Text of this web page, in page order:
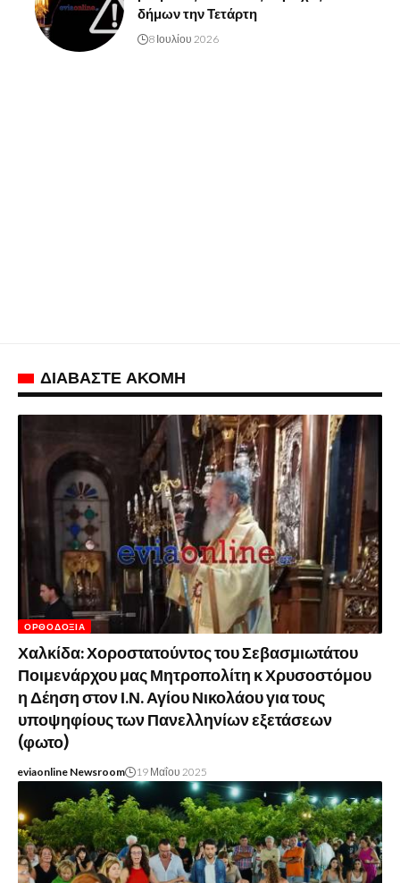
δήμων την Τετάρτη
8 Ιουλίου 2026
ΔΙΑΒΑΣΤΕ ΑΚΟΜΗ
ΟΡΘΟΔΟΞΊΑ
Χαλκίδα: Χοροστατούντος του Σεβασμιωτάτου
Ποιμενάρχου μας Μητροπολίτη κ Χρυσοστόμου
η Δέηση στον Ι.Ν. Αγίου Νικολάου για τους
υποψηφίους των Πανελληνίων εξετάσεων
(φωτο)
eviaonline Newsroom 19 Μαΐου 2025